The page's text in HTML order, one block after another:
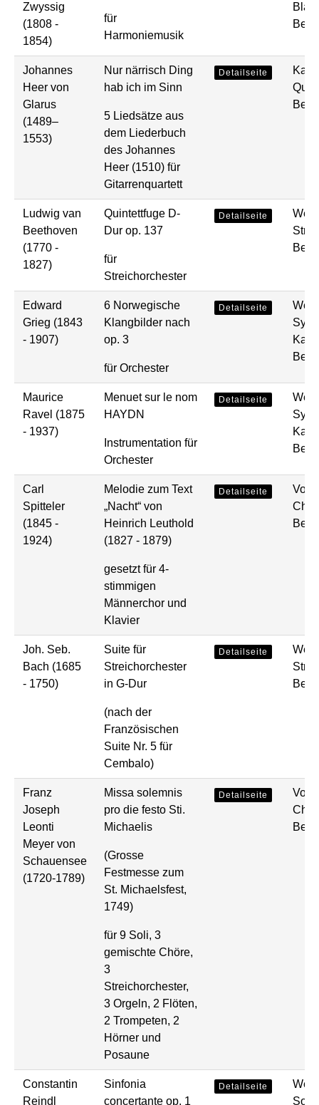
Zwyssig
(1808 -
1854)
für
Harmoniemusik
Johannes
Heer von
Glarus
(1489–
1553)
Nur närrisch Ding
hab ich im Sinn
5 Liedsätze aus
dem Liederbuch
des Johannes
Heer (1510) für
Gitarrenquartett
Detailseite
Ludwig van
Beethoven
(1770 -
1827)
Quintettfuge D-
Dur op. 137
für
Streichorchester
Detailseite
Edward
Grieg (1843
- 1907)
6 Norwegische
Klangbilder nach
op. 3
für Orchester
Detailseite
Maurice
Ravel (1875
- 1937)
Menuet sur le nom
HAYDN
Instrumentation für
Orchester
Detailseite
Carl
Spitteler
(1845 -
1924)
Melodie zum Text
„Nacht“ von
Heinrich Leuthold
(1827 - 1879)
gesetzt für 4-
stimmigen
Männerchor und
Klavier
Detailseite
Joh. Seb.
Bach (1685
- 1750)
Suite für
Streichorchester
in G-Dur
(nach der
Französischen
Suite Nr. 5 für
Cembalo)
Detailseite
Franz
Joseph
Leonti
Meyer von
Schauensee
(1720-1789)
Missa solemnis
pro die festo Sti.
Michaelis
(Grosse
Festmesse zum
St. Michaelsfest,
1749)
für 9 Soli, 3
gemischte Chöre,
3
Streichorchester,
3 Orgeln, 2 Flöten,
2 Trompeten, 2
Hörner und
Posaune
Detailseite
Constantin
Reindl
Sinfonia
concertante op. 1
Detailseite